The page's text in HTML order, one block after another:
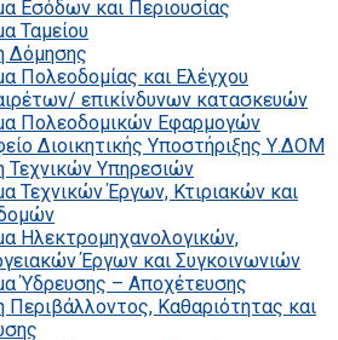
Εσόδων και Περιουσίας
Ταμείου
Δόμησης
Πολεοδομίας και Ελέγχου
επικίνδυνων κατασκευών
Πολεοδομικών Εφαρμογών
Διοικητικής Υποστήριξης Υ.ΔΟΜ
Τεχνικών Υπηρεσιών
Τεχνικών Έργων, Κτιριακών και
Ηλεκτρομηχανολογικών,
Έργων και Συγκοινωνιών
Ύδρευσης – Αποχέτευσης
Περιβάλλοντος, Καθαριότητας και